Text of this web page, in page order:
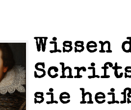
Wissen
sie